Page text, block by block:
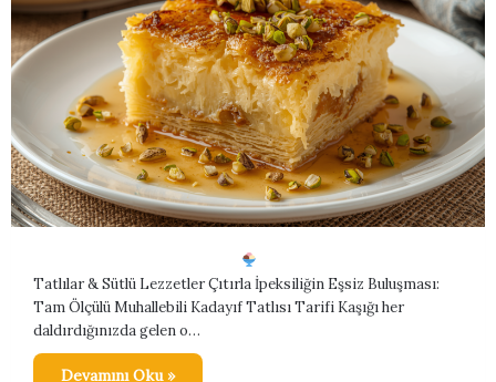
Tatlılar & Sütlü Lezzetler Çıtırla İpeksiliğin Eşsiz Buluşması:
Tam Ölçülü Muhallebili Kadayıf Tatlısı Tarifi Kaşığı her
daldırdığınızda gelen o…
Devamını Oku »